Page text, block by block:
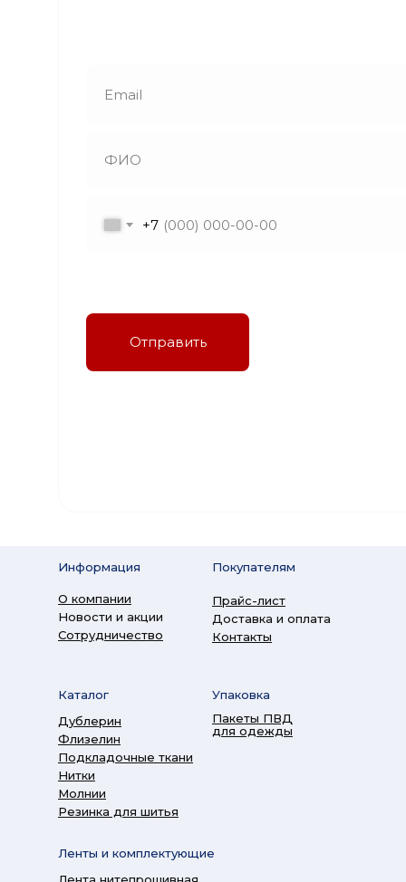
+7
Отправить
Информация
О компании
Новости и акции
Сотрудничество
Покупателям
Прайс-лист
Доставка и оплата
Контакты
Каталог
Дублерин
Флизелин
Подкладочные ткани
Нитки
Молнии
Резинка для шитья
Ленты и комплектующие
Упаковка
Пакеты ПВД
для одежды